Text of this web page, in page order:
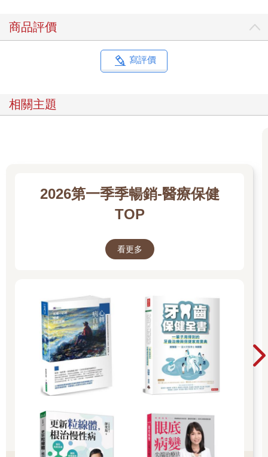
商品評價
寫評價
相關主題
2026第一季季暢銷-醫療保健
TOP
看更多